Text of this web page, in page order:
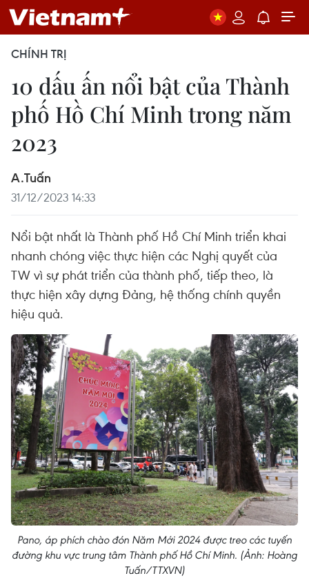
CHÍNH TRỊ
10 dấu ấn nổi bật của Thành
phố Hồ Chí Minh trong năm
2023
A.Tuấn
31/12/2023 14:33
Nổi bật nhất là Thành phố Hồ Chí Minh triển khai
nhanh chóng việc thực hiện các Nghị quyết của
TW vì sự phát triển của thành phố, tiếp theo, là
thực hiện xây dựng Đảng, hệ thống chính quyền
hiệu quả.
Pano, áp phích chào đón Năm Mới 2024 được treo các tuyến
đường khu vực trung tâm Thành phố Hồ Chí Minh. (Ảnh: Hoàng
Tuấn/TTXVN)